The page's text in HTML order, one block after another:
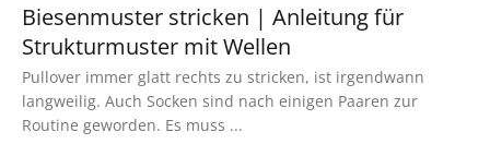
Biesenmuster stricken | Anleitung für
Strukturmuster mit Wellen
Pullover immer glatt rechts zu stricken, ist irgendwann
langweilig. Auch Socken sind nach einigen Paaren zur
Routine geworden. Es muss ...